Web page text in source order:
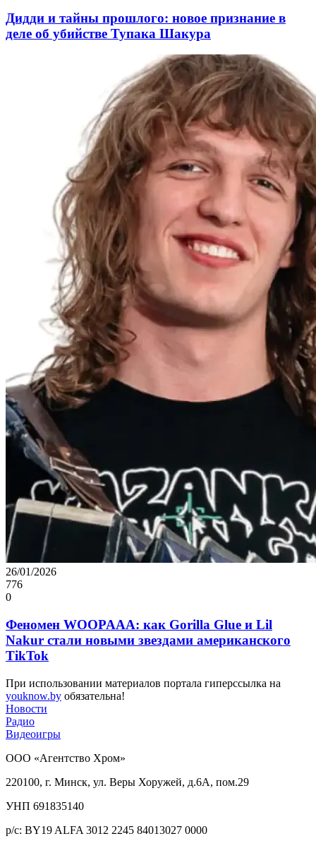
Дидди и тайны прошлого: новое признание в
деле об убийстве Тупака Шакура
26/01/2026
776
0
Феномен WOOPAAA: как Gorilla Glue и Lil
Nakur стали новыми звездами американского
TikTok
При использовании материалов портала гиперссылка на
youknow.by обязательна!
Новости
Радио
Видеоигры
ООО «Агентство Хром»
220100, г. Минск, ул. Веры Хоружей, д.6А, пом.29
УНП 691835140
р/с: BY19 ALFA 3012 2245 84013027 0000